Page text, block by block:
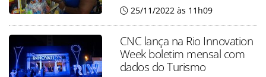
25/11/2022 às 11h09
CNC lança na Rio Innovation
Week boletim mensal com
dados do Turismo